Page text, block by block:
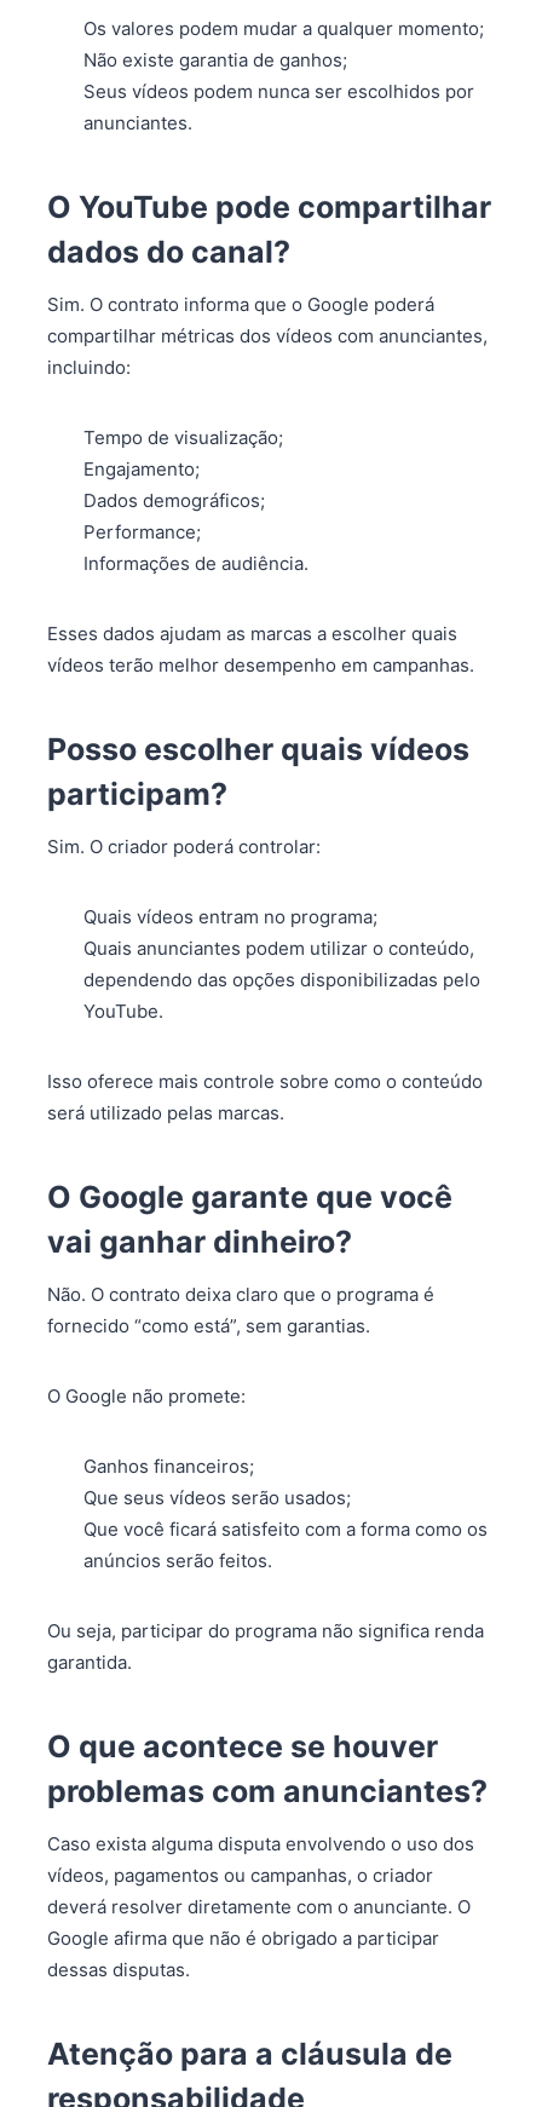
Os valores podem mudar a qualquer momento;
Não existe garantia de ganhos;
Seus vídeos podem nunca ser escolhidos por
anunciantes.
O YouTube pode compartilhar
dados do canal?
Sim. O contrato informa que o Google poderá
compartilhar métricas dos vídeos com anunciantes,
incluindo:
Tempo de visualização;
Engajamento;
Dados demográficos;
Performance;
Informações de audiência.
Esses dados ajudam as marcas a escolher quais
vídeos terão melhor desempenho em campanhas.
Posso escolher quais vídeos
participam?
Sim. O criador poderá controlar:
Quais vídeos entram no programa;
Quais anunciantes podem utilizar o conteúdo,
dependendo das opções disponibilizadas pelo
YouTube.
Isso oferece mais controle sobre como o conteúdo
será utilizado pelas marcas.
O Google garante que você
vai ganhar dinheiro?
Não. O contrato deixa claro que o programa é
fornecido “como está”, sem garantias.
O Google não promete:
Ganhos financeiros;
Que seus vídeos serão usados;
Que você ficará satisfeito com a forma como os
anúncios serão feitos.
Ou seja, participar do programa não significa renda
garantida.
O que acontece se houver
problemas com anunciantes?
Caso exista alguma disputa envolvendo o uso dos
vídeos, pagamentos ou campanhas, o criador
deverá resolver diretamente com o anunciante. O
Google afirma que não é obrigado a participar
dessas disputas.
Atenção para a cláusula de
responsabilidade